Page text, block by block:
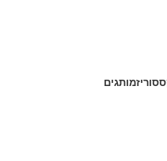
מותגים